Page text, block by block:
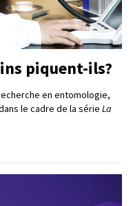
piquent-ils?
en entomologie,
le cadre de la série La